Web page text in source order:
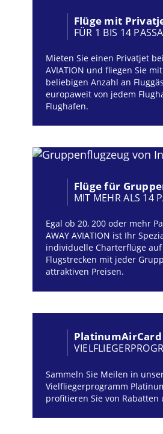
Flüge mit
FÜR 1 BIS 14
Mieten Sie einen Privatjet bei
AVIATION und fliegen Sie
beliebigen Anzahl an
europaweit von jedem
Flughafen.
Flüge für
MIT MEHR ALS 14
Egal ob 20, 200 oder mehr
AWAY AVIATION ist Ihr
individuelle Charterflüge
Flugstrecken mit jeder
attraktiven Preisen.
PlatinumAirCard
Sammeln Sie Meilen in
Vielfliegerprogramm
profitieren Sie von Rabatten